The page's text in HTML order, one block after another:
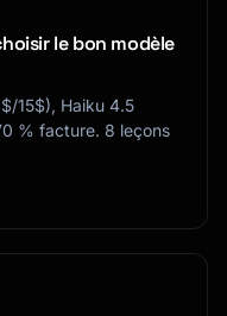
le bon modèle
15$), Haiku 4.5
% facture. 8 leçons